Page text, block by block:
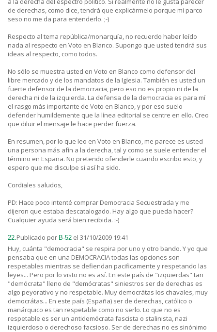
de derechas, como dice, tendrá que explicármelo porque mi parco
seso no me da para entenderlo. ;-)
Respecto al tema república/monarquía, no recuerdo haber leído
nada al respecto en Voto en Blanco. Supongo que usted tendrá sus
ideas al respecto, como todos.
No sólo se muestra usted en Voto en Blanco como defensor del
libre mercado y de los mandatos de la Iglesia. También es usted un
fuerte defensor de la democracia, pero eso no es propio ni de la
derecha ni de la izquierda. La defensa de la democracia es para mí
el rasgo más importante de Voto en Blanco, y por eso suelo
defender humildemente que la línea editorial se centre en ello. Creo
que diluir el mensaje le hace perder fuerza.
En resumen, por lo que leo en Voto en Blanco, me parece es usted
una persona más afín a la derecha, tal y como se suele entender el
término en España. No pretendo ofenderle cuando escribo esto, y
espero que me disculpe si así ha sido.
Cordiales saludos,
PD: Hace poco intenté comprar Democracia Secuestrada y me
dijeron que estaba descatalogado. Hay algo que pueda hacer?
Cualquier ayuda será bien recibida. :-)
22.Publicado por B-52 el 31/10/2009 19:41
Huy, cuánta "democracia" se respira por uno y otro bando. Y yo que
pensaba que en una DEMOCRACIA todas las opciones son
respetables mientras se defiendan pacificamente y respetando las
leyes... Pero por lo visto no es así. En este país de "izquierdas" tan
"demócrata" lleno de "demócratas" siniestros ser de derechas es
algo peyorativo y no respetable. Muy democrátas los chavales, muy
democrátas... En este país (España) ser de derechas, católico o
manárquico es tan respetable como no serlo. Lo que no es
respetable es ser un antidemócrata fascista o stalinista, nazi
izquierdoso o derechoso facsioso. Ser de derechas no es sinónimo